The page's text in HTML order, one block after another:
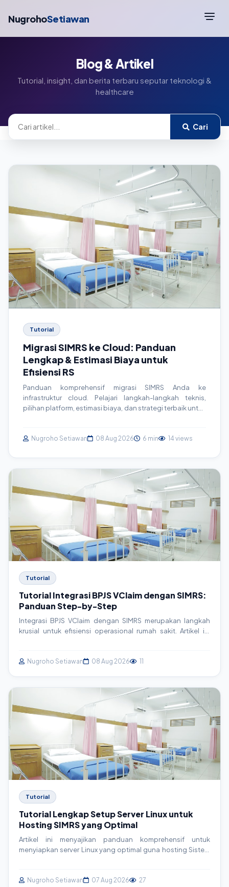
NugrohoSetiawan
Blog & Artikel
Tutorial, insight, dan berita terbaru seputar teknologi &
healthcare
Cari
Tutorial
Migrasi SIMRS ke Cloud: Panduan
Lengkap & Estimasi Biaya untuk
Efisiensi RS
Panduan komprehensif migrasi SIMRS Anda ke
infrastruktur cloud. Pelajari langkah-langkah teknis,
pilihan platform, estimasi biaya, dan strategi terbaik untuk
kesehatan Anda.
Nugroho Setiawan 08 Aug 2026 6 min 14 views
Tutorial
Tutorial Integrasi BPJS VClaim dengan SIMRS:
Panduan Step-by-Step
Integrasi BPJS VClaim dengan SIMRS merupakan langkah
krusial untuk efisiensi operasional rumah sakit. Artikel ini
terintegrasi dan responsif. Pelajari cara mengoptimalkan
Nugroho Setiawan 08 Aug 2026 11
Tutorial
Tutorial Lengkap Setup Server Linux untuk
Hosting SIMRS yang Optimal
Artikel ini menyajikan panduan komprehensif untuk
menyiapkan server Linux yang optimal guna hosting Sistem
keamanan dan integrasi, memastikan SIMRS Anda berjalan
Nugroho Setiawan 07 Aug 2026 27